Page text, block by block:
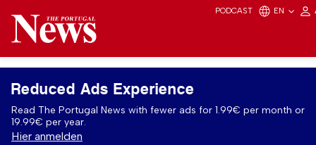
PODCAST EN
Reduced Ads Experience
Read The Portugal News with fewer ads for 1.99€ per month or
19.99€ per year.
Hier anmelden